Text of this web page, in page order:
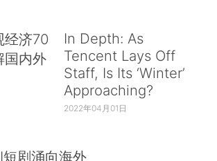
经济70
国内外
In Depth: As
Tencent Lays Off
Staff, Is Its ‘Winter’
Approaching?
2022年04月01日
剧涌向海外